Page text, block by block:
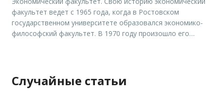
существования радиотехнический факультет подготовил
свыше 12 тысяч инженеров и завоевал признанный
авторитет в нашей стране. Выпускники
радиотехнического […]
факультет ведет с 1965 года, когда в Ростовском
государственном университете образовался экономико-
философский факультет. В 1970 году произошло его
образованием по дневной и заочной формам обучения.
Имеющиеся на факультете аспирантура и докторантура
Случайные статьи